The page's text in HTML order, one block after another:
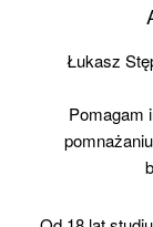
Łukasz
Pomagam